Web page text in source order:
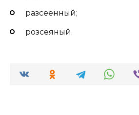
разсеенный;
розсеяный.